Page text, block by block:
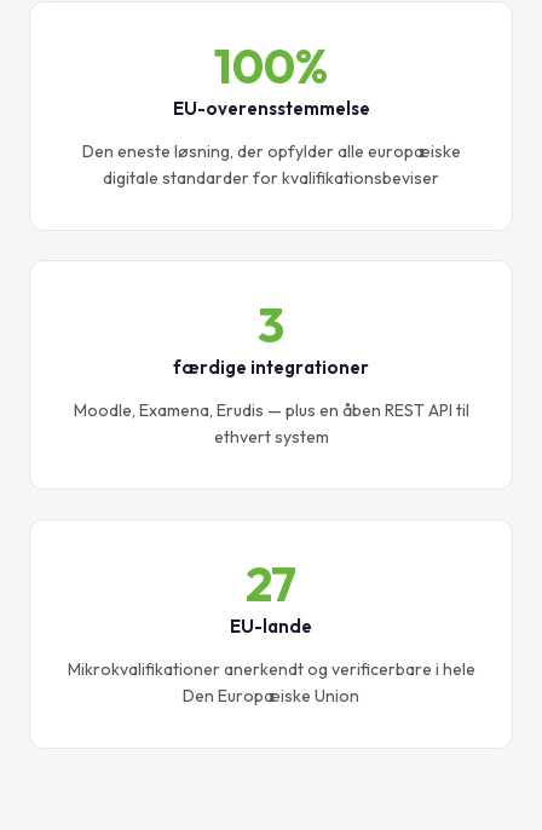
100%
EU-overensstemmelse
Den eneste løsning, der opfylder alle europæiske
digitale standarder for kvalifikationsbeviser
3
færdige integrationer
Moodle, Examena, Erudis — plus en åben REST API til
ethvert system
27
EU-lande
Mikrokvalifikationer anerkendt og verificerbare i hele
Den Europæiske Union